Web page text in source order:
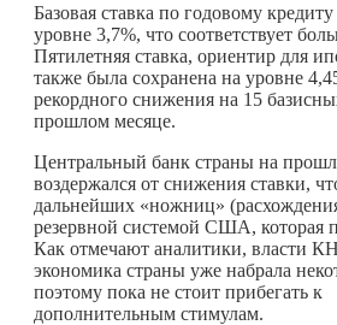
Базовая ставка по годовому
уровне 3,7%, что соответствует
Пятилетняя ставка, ориентир для
также была сохранена на уровне
рекордного снижения на 15
прошлом месяце.
Центральный банк страны на
воздержался от снижения ставки,
дальнейших «ножниц»
резервной системой США, которая
Как отмечают аналитики, власти
экономика страны уже набрала
поэтому пока не стоит прибегать к
дополнительным стимулам.